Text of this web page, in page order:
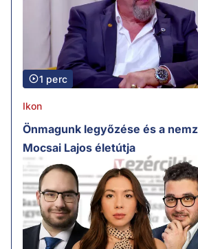
1 perc
Ikon
Önmagunk legyőzése és a
Mocsai Lajos életútja